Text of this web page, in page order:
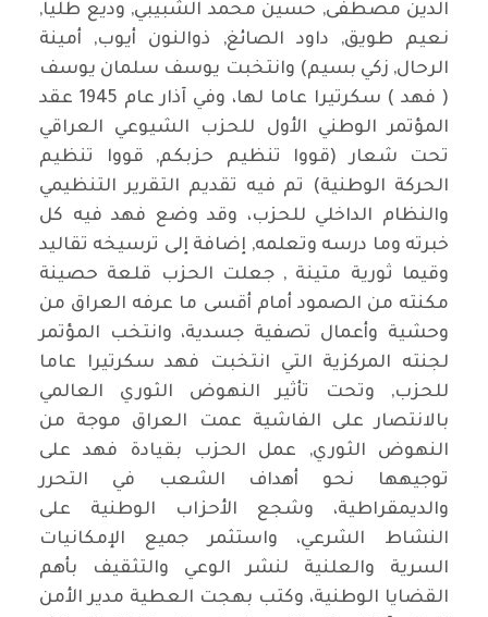
الدين مصطفى, حسين محمد الشبيبي, وديع طليا,
نعيم طويق, داود الصائغ, ذوالنون أيوب, أمينة
الرحال, زكي بسيم) وانتخبت يوسف سلمان يوسف
( فهد ) سكرتيرا عاما لها، وفي آذار عام 1945 عقد
المؤتمر الوطني الأول للحزب الشيوعي العراقي
تحت شعار (قووا تنظيم حزبكم, قووا تنظيم
الحركة الوطنية) تم فيه تقديم التقرير التنظيمي
والنظام الداخلي للحزب، وقد وضع فهد فيه كل
خبرته وما درسه وتعلمه, إضافة إلى ترسيخه تقاليد
وقيما ثورية متينة , جعلت الحزب قلعة حصينة
مكنته من الصمود أمام أقسى ما عرفه العراق من
وحشية وأعمال تصفية جسدية، وانتخب المؤتمر
لجنته المركزية التي انتخبت فهد سكرتيرا عاما
للحزب, وتحت تأثير النهوض الثوري العالمي
بالانتصار على الفاشية عمت العراق موجة من
النهوض الثوري, عمل الحزب بقيادة فهد على
توجيهها نحو أهداف الشعب في التحرر
والديمقراطية، وشجع الأحزاب الوطنية على
النشاط الشرعي، واستثمر جميع الإمكانيات
السرية والعلنية لنشر الوعي والتثقيف بأهم
القضايا الوطنية، وكتب بهجت العطية مدير الأمن